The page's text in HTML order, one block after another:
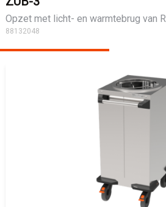
Opzet met licht- en warmtebrug van
88132048